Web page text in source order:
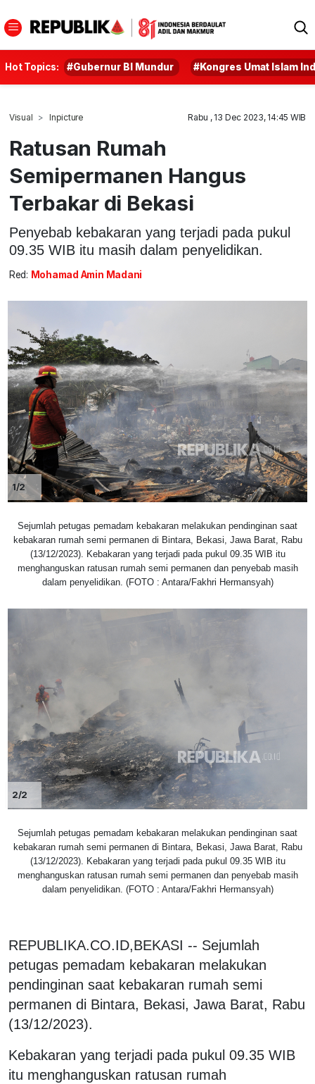
Hot Topics: #Gubernur BI Mundur #Kongres Umat Islam
Visual Inpicture Rabu , 13 Dec 2023, 14:45 WIB
Ratusan Rumah
Semipermanen Hangus
Terbakar di Bekasi
Penyebab kebakaran yang terjadi pada pukul
09.35 WIB itu masih dalam penyelidikan.
Red: Mohamad Amin Madani
1/2
Sejumlah petugas pemadam kebakaran melakukan pendinginan saat
kebakaran rumah semi permanen di Bintara, Bekasi, Jawa Barat, Rabu
(13/12/2023). Kebakaran yang terjadi pada pukul 09.35 WIB itu
menghanguskan ratusan rumah semi permanen dan penyebab masih
dalam penyelidikan. (FOTO : Antara/Fakhri Hermansyah)
2/2
Sejumlah petugas pemadam kebakaran melakukan pendinginan saat
kebakaran rumah semi permanen di Bintara, Bekasi, Jawa Barat, Rabu
(13/12/2023). Kebakaran yang terjadi pada pukul 09.35 WIB itu
menghanguskan ratusan rumah semi permanen dan penyebab masih
dalam penyelidikan. (FOTO : Antara/Fakhri Hermansyah)
REPUBLIKA.CO.ID,BEKASI -- Sejumlah
petugas pemadam kebakaran melakukan
pendinginan saat kebakaran rumah semi
permanen di Bintara, Bekasi, Jawa Barat, Rabu
(13/12/2023).
Kebakaran yang terjadi pada pukul 09.35 WIB
itu menghanguskan ratusan rumah